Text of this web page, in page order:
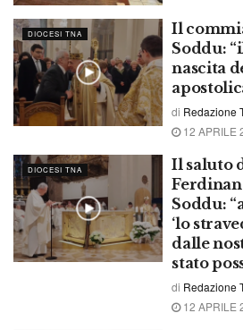
DIOCESI TNA
Il
Soddu:
nascita
di Redazione
12 APRILE
DIOCESI TNA
Il saluto
Soddu:
‘lo
dalle
stato
di Redazione
12 APRILE